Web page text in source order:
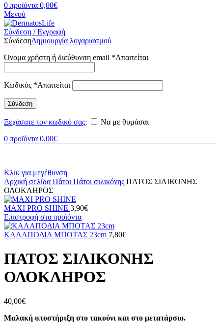
0 προϊόντα 0,00€
Μενού
Σύνδεση / Εγγραφή
ΣύνδεσηΔημιουργία λογαριασμού
Όνομα χρήστη ή διεύθυνση email *Απαιτείται
Κωδικός *Απαιτείται
Σύνδεση
Ξεχάσατε τον κωδικό σας;
Να με θυμάσαι
0 προϊόντα 0,00€
Κλικ για μεγέθυνση
Αρχική σελίδα Πάτοι Πάτοι σιλικόνης ΠΑΤΟΣ ΣΙΛΙΚΟΝΗΣ
ΟΛΟΚΛΗΡΟΣ
MAXI PRO SHINE 3,90€
Επιστροφή στα προϊόντα
ΚΑΛΑΠΟΔΙΑ ΜΠΟΤΑΣ 23cm 7,80€
ΠΑΤΟΣ ΣΙΛΙΚΟΝΗΣ
ΟΛΟΚΛΗΡΟΣ
40,00€
Μαλακή υποστήριξη στο τακούνι και στο μετατάρσιο.